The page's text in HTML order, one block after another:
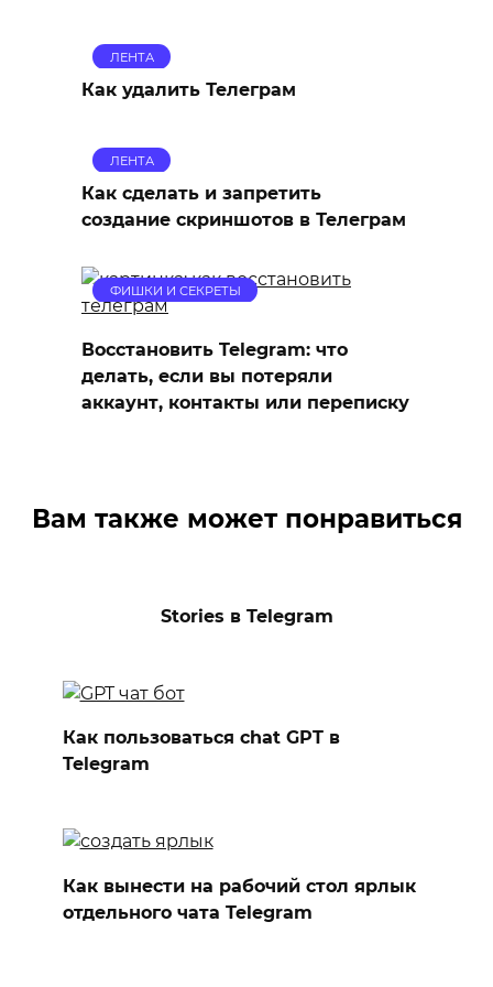
ЛЕНТА
Как удалить Телеграм
ЛЕНТА
Как сделать и запретить
создание скриншотов в Телеграм
ФИШКИ И СЕКРЕТЫ
Восстановить Telegram: что
делать, если вы потеряли
аккаунт, контакты или переписку
Вам также может понравиться
Stories в Telegram
Как пользоваться chat GPT в
Telegram
Как вынести на рабочий стол ярлык
отдельного чата Telegram